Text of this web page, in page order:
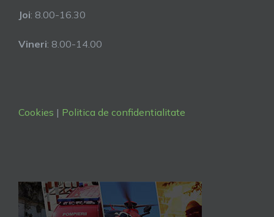
Joi: 8.00-16.30
Vineri: 8.00-14.00
Cookies | Politica de confidentialitate